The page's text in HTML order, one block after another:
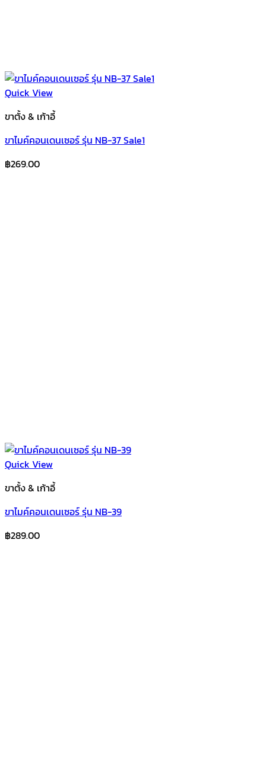
Quick View
ขาตั้ง & เก้าอี้
ขาไมค์คอนเดนเซอร์ รุ่น NB-37 Sale1
฿269.00
Quick View
ขาตั้ง & เก้าอี้
ขาไมค์คอนเดนเซอร์ รุ่น NB-39
฿289.00